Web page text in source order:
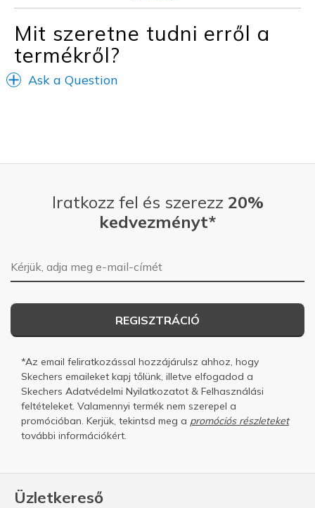
Going Out
Special Occasions
Width
Feels true to width
Sizing
Feels true to size
Mit szeretne tudni erről a
termékről?
Ask a Question
Üzletkereső
Iratkozz fel és szerezz 20%
kedvezményt*
E-mail-cím
REGISZTRÁCIÓ
*Az email feliratkozással hozzájárulsz ahhoz, hogy
Skechers emaileket kapj tőlünk, illetve elfogadod a
Skechers Adatvédelmi Nyilatkozatot & Felhasználási
feltételeket. Valamennyi termék nem szerepel a
promócióban. Kerjük, tekintsd meg a promóciós részleteket
további információkért.